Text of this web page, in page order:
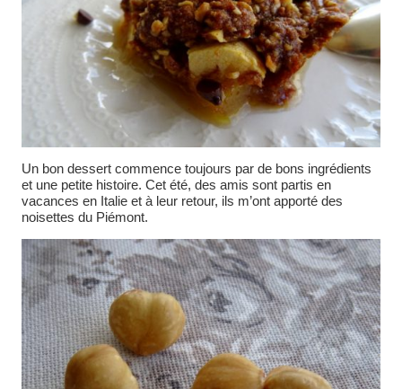
Un bon dessert commence toujours par de bons ingrédients
et une petite histoire. Cet été, des amis sont partis en
vacances en Italie et à leur retour, ils m’ont apporté des
noisettes du Piémont.